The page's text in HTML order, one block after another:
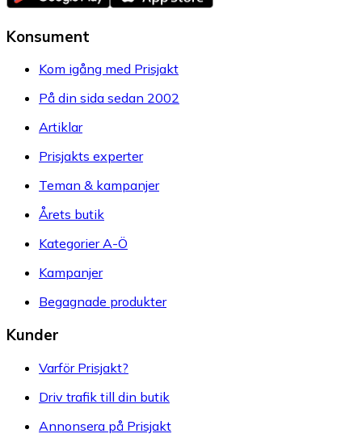
Konsument
Kom igång med Prisjakt
På din sida sedan 2002
Artiklar
Prisjakts experter
Teman & kampanjer
Årets butik
Kategorier A-Ö
Kampanjer
Begagnade produkter
Kunder
Varför Prisjakt?
Driv trafik till din butik
Annonsera på Prisjakt